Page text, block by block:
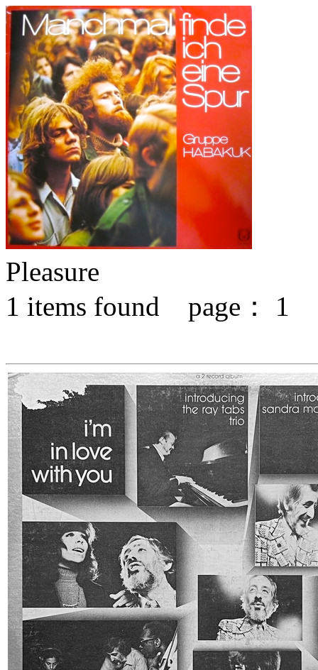
Pleasure
1 items found page： 1